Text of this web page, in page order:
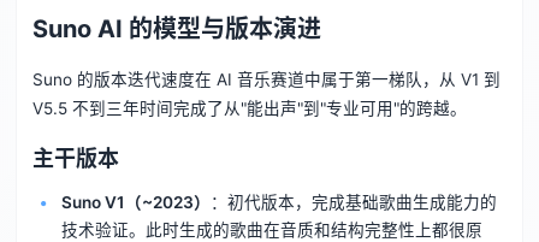
Suno AI 的模型与版本演进
Suno 的版本迭代速度在 AI 音乐赛道中属于第一梯队，从 V1 到
V5.5 不到三年时间完成了从"能出声"到"专业可用"的跨越。
主干版本
Suno V1（~2023）
：初代版本，完成基础歌曲生成能力的
技术验证。此时生成的歌曲在音质和结构完整性上都很原